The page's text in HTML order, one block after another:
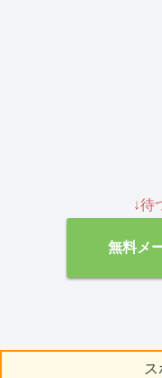
↓待
無料メ